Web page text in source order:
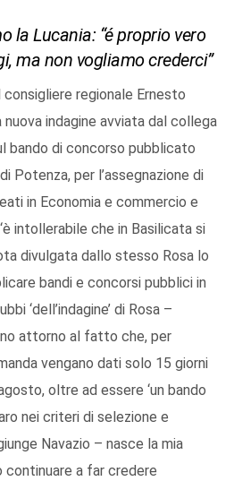
la Lucania: “é proprio vero
ma non vogliamo crederci”
consigliere regionale Ernesto
indagine avviata dal collega
bando di concorso pubblicato
Potenza, per l’assegnazione di
in Economia e commercio e
intollerabile che in Basilicata si
divulgata dallo stesso Rosa lo
bandi e concorsi pubblici in
‘dell’indagine’ di Rosa –
attorno al fatto che, per
vengano dati solo 15 giorni
oltre ad essere ‘un bando
nei criteri di selezione e
Navazio – nasce la mia
continuare a far credere